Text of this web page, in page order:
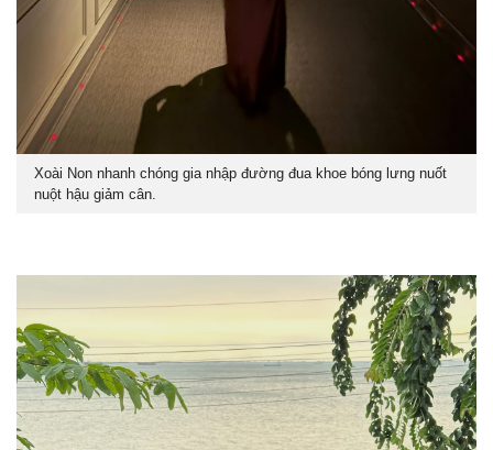
Xoài Non nhanh chóng gia nhập đường đua khoe bóng lưng nuốt
nuột hậu giảm cân.